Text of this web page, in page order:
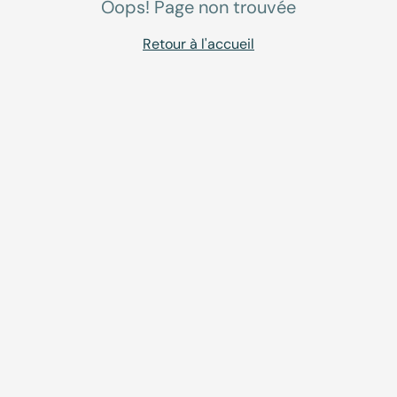
Oops! Page non trouvée
Retour à l'accueil